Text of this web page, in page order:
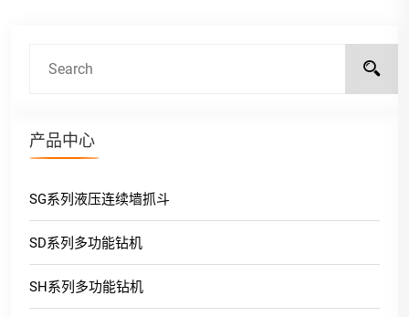
产品中心
SG系列液压连续墙抓斗
SD系列多功能钻机
SH系列多功能钻机